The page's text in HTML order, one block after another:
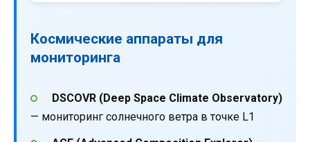
Космические аппараты для
мониторинга
DSCOVR (Deep Space Climate Observatory)
— мониторинг солнечного ветра в точке L1